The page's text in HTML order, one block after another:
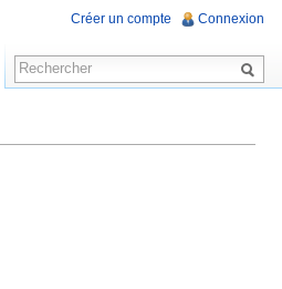
Créer un compte Connexion